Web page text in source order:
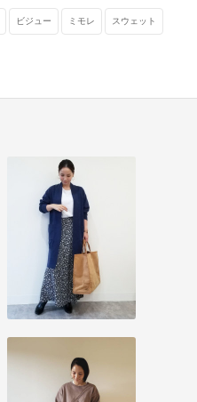
ビジュー ミモレ スウェット